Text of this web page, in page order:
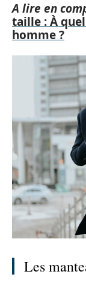
A lire en
taille : À
homme ?
Les